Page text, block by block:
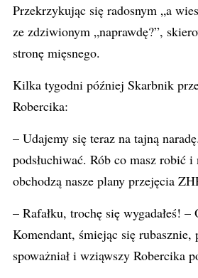
Przekrzykując się radosnym „a
ze zdziwionym „naprawdę?”,
stronę mięsnego.
Kilka tygodni później Skarbnik
Robercika:
– Udajemy się teraz na tajną
podsłuchiwać. Rób co masz robić
obchodzą nasze plany przejęcia
– Rafałku, trochę się wygadałeś! –
Komendant, śmiejąc się rubasznie,
spoważniał i wziąwszy Robercika